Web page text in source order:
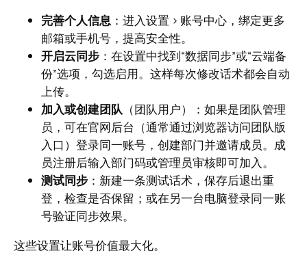
完善个人信息 ：进入设置 > 账号中心，绑定更多
邮箱或手机号，提高安全性。
开启云同步 ：在设置中找到“数据同步”或“云端备
份”选项，勾选启用。这样每次修改话术都会自动
上传。
加入或创建团队 （团队用户）：如果是团队管理
员，可在官网后台（通常通过浏览器访问团队版
入口）登录同一账号，创建部门并邀请成员。成
员注册后输入部门码或管理员审核即可加入。
测试同步 ：新建一条测试话术，保存后退出重
登，检查是否保留；或在另一台电脑登录同一账
号验证同步效果。
这些设置让账号价值最大化。